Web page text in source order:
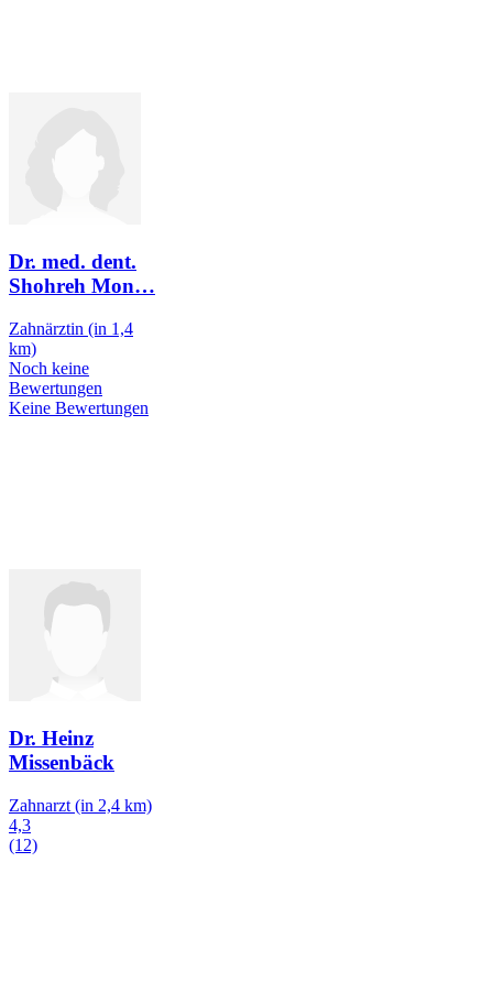
Dr. med. dent.
Shohreh Mon…
Zahnärztin (in 1,4
km)
Noch keine
Bewertungen
Keine Bewertungen
Dr. Heinz
Missenbäck
Zahnarzt (in 2,4 km)
4,3
(12)